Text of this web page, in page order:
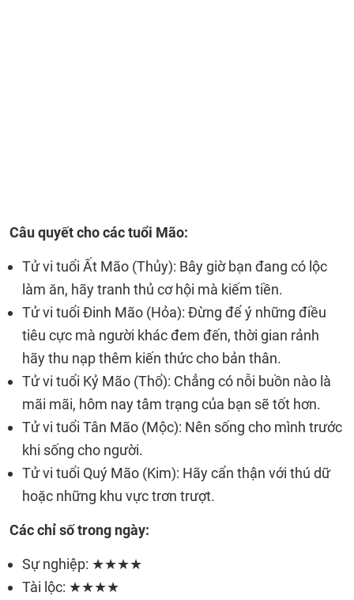
Câu quyết cho các tuổi Mão:
Tử vi tuổi Ất Mão (Thủy): Bây giờ bạn đang có lộc
làm ăn, hãy tranh thủ cơ hội mà kiếm tiền.
Tử vi tuổi Đinh Mão (Hỏa): Đừng để ý những điều
tiêu cực mà người khác đem đến, thời gian rảnh
hãy thu nạp thêm kiến thức cho bản thân.
Tử vi tuổi Kỷ Mão (Thổ): Chẳng có nỗi buồn nào là
mãi mãi, hôm nay tâm trạng của bạn sẽ tốt hơn.
Tử vi tuổi Tân Mão (Mộc): Nên sống cho mình trước
khi sống cho người.
Tử vi tuổi Quý Mão (Kim): Hãy cẩn thận với thú dữ
hoặc những khu vực trơn trượt.
Các chỉ số trong ngày:
Sự nghiệp: ★★★★
Tài lộc: ★★★★